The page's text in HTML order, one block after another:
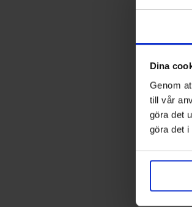
Dina
Genom
till vår
göra det
göra det